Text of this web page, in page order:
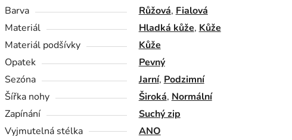
Barva
Růžová, Fialová
Materiál
Hladká kůže, Kůže
Materiál podšívky
Kůže
Opatek
Pevný
Sezóna
Jarní, Podzimní
Šířka nohy
Široká, Normální
Zapínání
Suchý zip
Vyjmutelná stélka
ANO